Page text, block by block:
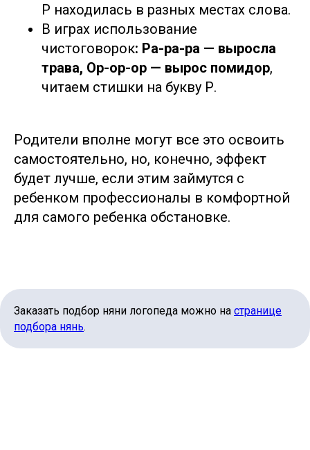
Р находилась в разных местах слова.
В играх использование
чистоговорок: Ра-ра-ра — выросла
трава, Ор-ор-ор — вырос помидор,
читаем стишки на букву Р.
Родители вполне могут все это освоить
самостоятельно, но, конечно, эффект
будет лучше, если этим займутся с
ребенком профессионалы в комфортной
для самого ребенка обстановке.
Заказать подбор няни логопеда можно на странице
подбора нянь.
Наш Telegram - канал с вакансиями
для кандидатов
Политика конфиденциальности
Согласие на обработку персональных данных
Согласие на рекламную и информационную рассылку